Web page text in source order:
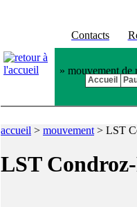
Contacts
» mouvement de
accueil > mouvement > LST
LST
Accueil